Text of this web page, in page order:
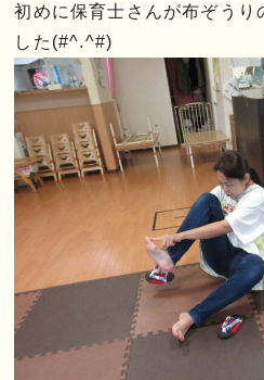
初めに保育士さんが布ぞうり
した(#^.^#)